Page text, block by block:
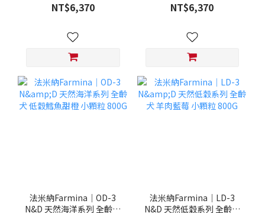
天然培育系列-全齡犬-頂級
鮭魚-潔牙顆粒 20KG §下
NT$6,370
天然培育系列-全齡犬-頂級
雞肉-潔牙顆粒 20KG §下
NT$6,370
法米納Farmina｜OD-3
N&D 天然海洋系列 全齡犬
法米納Farmina｜LD-3
N&D 天然低穀系列 全齡犬